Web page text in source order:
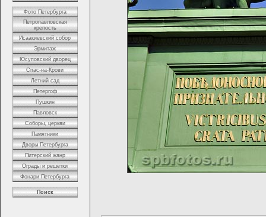
Фото Петербурга
Петропавловская
крепость
Исаакиевский собор
Эрмитаж
Юсуповский дворец
Спас-на-Крови
Летний сад
Петергоф
Пушкин
Павловск
Соборы, церкви
Памятники
Дворы Петербурга
Питерский жанр
Ограды и решетки
Фонари Петербурга
Поиск